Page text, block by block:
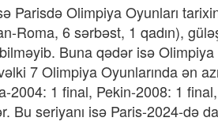
Parisdə Olimpiya Oyunları
Roma, 6 sərbəst, 1 qadın),
Buna qədər isə
7 Olimpiya Oyunlarında ən
2004: 1 final, Pekin-2008: 1
Bu seriyanı isə Paris-2024-də